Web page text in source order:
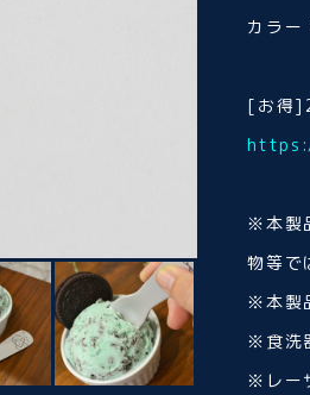
カラー
[お得
※本製
物等で
※本製
※食洗
※レー